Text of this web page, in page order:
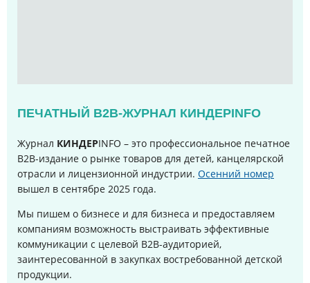
ПЕЧАТНЫЙ B2B-ЖУРНАЛ КИНДЕРINFO
Журнал КИНДЕРINFO – это профессиональное печатное
B2B-издание о рынке товаров для детей, канцелярской
отрасли и лицензионной индустрии. Осенний номер
вышел в сентябре 2025 года.
Мы пишем о бизнесе и для бизнеса и предоставляем
компаниям возможность выстраивать эффективные
коммуникации с целевой B2B-аудиторией,
заинтересованной в закупках востребованной детской
продукции.